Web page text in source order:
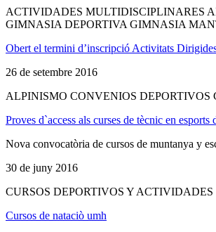
ACTIVIDADES MULTIDISCIPLINARES
GIMNASIA DEPORTIVA GIMNASIA
Obert el termini d’inscripció Activitats
26 de setembre 2016
ALPINISMO CONVENIOS
Proves d`access als curses de tècnic en esports
Nova convocatòria de cursos de muntanya y
30 de juny 2016
CURSOS DEPORTIVOS Y
Cursos de nataciò umh